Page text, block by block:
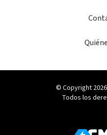
© Copyright
Todos los